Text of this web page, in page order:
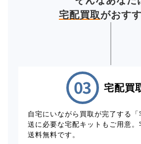
宅配買取がおす
宅配買
自宅にいながら買取が完了する
送に必要な宅配キットもご用意
送料無料です。